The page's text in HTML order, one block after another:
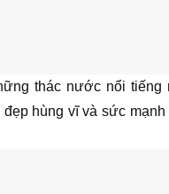
thác nước nổi
hùng vĩ và sức